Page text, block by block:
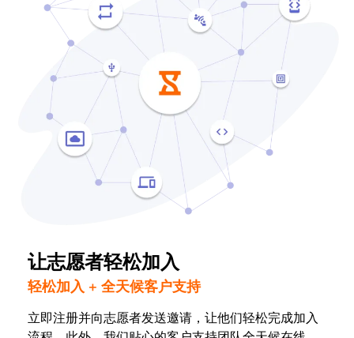
让志愿者轻松加入
轻松加入 + 全天候客户支持
立即注册并向志愿者发送邀请，让他们轻松完成加入